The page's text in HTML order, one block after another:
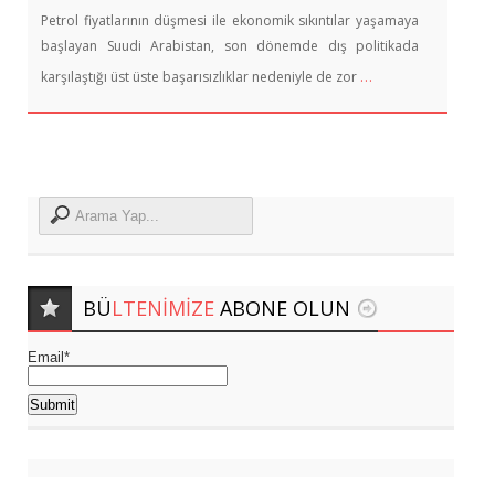
Petrol fiyatlarının düşmesi ile ekonomik sıkıntılar yaşamaya
başlayan Suudi Arabistan, son dönemde dış politikada
karşılaştığı üst üste başarısızlıklar nedeniyle de zor …
BÜLTENIMIZE ABONE OLUN
Email*